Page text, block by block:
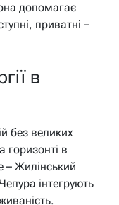
допомагає
приватні –
в
без великих
горизонті в
– Жилінський
інтегрують